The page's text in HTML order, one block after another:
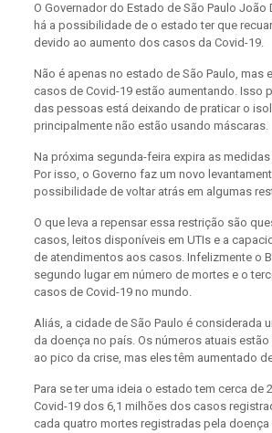
O Governador do Estado de São Paulo João
há a possibilidade de o estado ter que
devido ao aumento dos casos da Covid-19.
Não é apenas no estado de São Paulo, mas
casos de Covid-19 estão aumentando. Isso
das pessoas está deixando de praticar o
principalmente não estão usando máscaras.
Na próxima segunda-feira expira as
Por isso, o Governo faz um novo
possibilidade de voltar atrás em algumas
O que leva a repensar essa restrição são
casos, leitos disponíveis em UTIs e a
de atendimentos aos casos. Infelizmente o
segundo lugar em número de mortes e o
casos de Covid-19 no mundo.
Aliás, a cidade de São Paulo é considerada
da doença no país. Os números atuais
ao pico da crise, mas eles têm aumentado
Para se ter uma ideia o estado tem cerca de
Covid-19 dos 6,1 milhões dos casos
cada quatro mortes registradas pela doença